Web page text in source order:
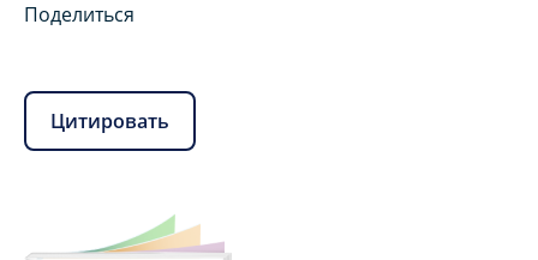
Поделиться
Цитировать